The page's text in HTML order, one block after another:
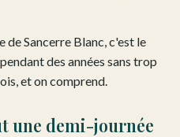
de Sancerre Blanc, c'est le
des années sans trop
et on comprend.
une demi-journée